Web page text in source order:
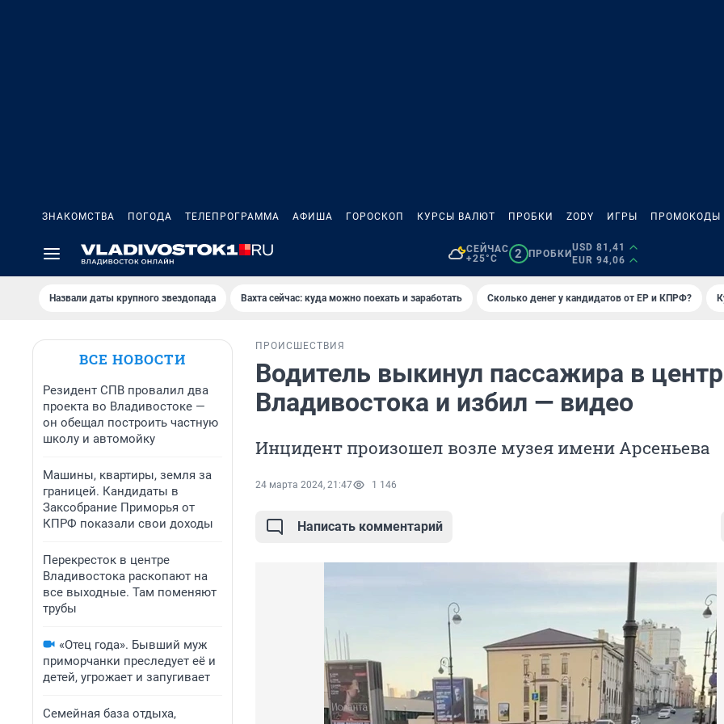
ЗНАКОМСТВА ПОГОДА ТЕЛЕПРОГРАММА АФИША ГОРОСКОП КУРСЫ ВАЛЮТ ПРОБКИ ZODY ИГРЫ ПРОМОКОДЫ
СЕЙЧАС
+25°C
2 ПРОБКИ
USD 81,41
EUR 94,06
Назвали даты крупного звездопада Вахта сейчас: куда можно поехать и заработать Сколько денег у кандидатов от ЕР и КПРФ?
ВСЕ НОВОСТИ
Резидент СПВ провалил два
проекта во Владивостоке —
он обещал построить частную
школу и автомойку
Машины, квартиры, земля за
границей. Кандидаты в
Заксобрание Приморья от
КПРФ показали свои доходы
Перекресток в центре
Владивостока раскопают на
все выходные. Там поменяют
трубы
«Отец года». Бывший муж
приморчанки преследует её и
детей, угрожает и запугивает
Семейная база отдыха,
ПРОИСШЕСТВИЯ
Водитель выкинул пассажира в
Владивостока и избил — видео
Инцидент произошел возле музея имени Арсеньева
24 марта 2024, 21:47 1 146
Написать комментарий